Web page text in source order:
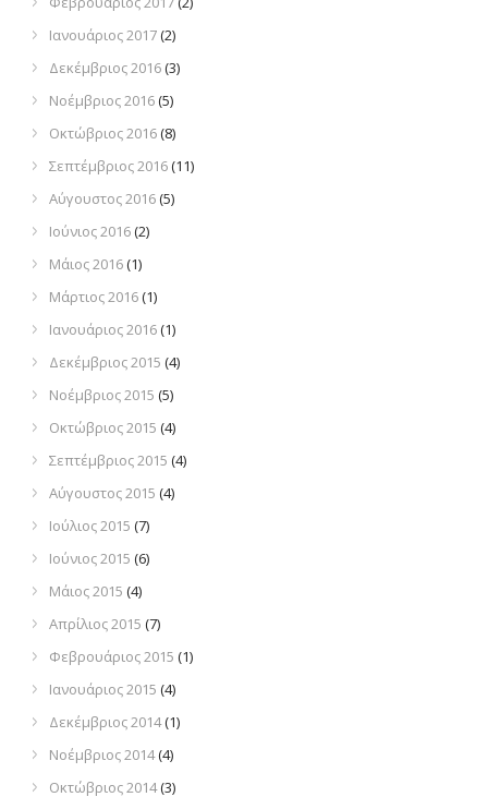
Ιανουάριος 2017(2)
Δεκέμβριος 2016(3)
Νοέμβριος 2016(5)
Οκτώβριος 2016(8)
Σεπτέμβριος 2016(11)
Αύγουστος 2016(5)
Ιούνιος 2016(2)
Μάιος 2016(1)
Μάρτιος 2016(1)
Ιανουάριος 2016(1)
Δεκέμβριος 2015 (4)
Νοέμβριος 2015 (5)
Οκτώβριος 2015 (4)
Σεπτέμβριος 2015 (4)
Αύγουστος 2015 (4)
Ιούλιος 2015 (7)
Ιούνιος 2015 (6)
Μάιος 2015 (4)
Απρίλιος 2015 (7)
Φεβρουάριος 2015 (1)
Ιανουάριος 2015 (4)
Δεκέμβριος 2014(1)
Νοέμβριος 2014(4)
Οκτώβριος 2014(3)